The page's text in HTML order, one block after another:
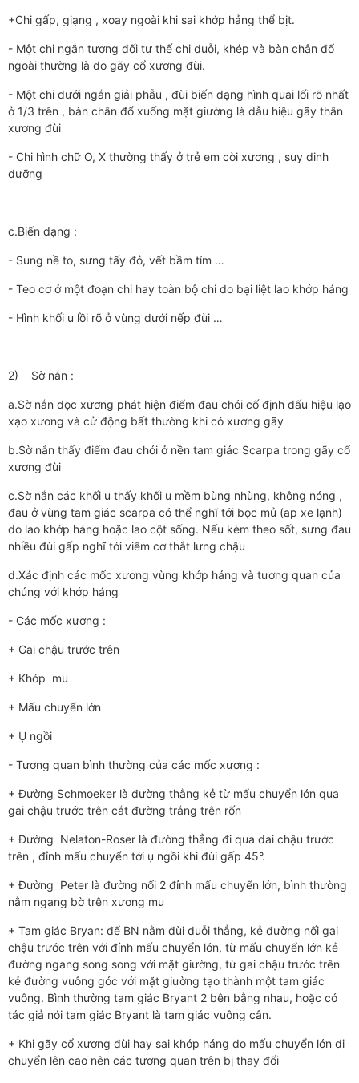
+Chi gấp, giạng , xoay ngoài khi sai khớp hảng thể bịt.
- Một chi ngắn tương đối tư thế chi duỗi, khép và bàn chân đổ
ngoài thường là do gãy cổ xương đùi.
- Một chi dưới ngắn giải phẫu , đùi biến dạng hình quai lối rõ nhất
ở 1/3 trên , bàn chân đổ xuống mặt giường là dẫu hiệu gãy thân
xương đùi
- Chi hình chữ O, X thường thấy ở trẻ em còi xương , suy dinh
dưỡng
c.Biến dạng :
- Sung nề to, sưng tấy đỏ, vết bầm tím …
- Teo cơ ở một đoạn chi hay toàn bộ chi do bại liệt lao khớp háng
- Hình khối u lồi rõ ở vùng dưới nếp đùi …
2) Sờ nắn :
a.Sờ nắn dọc xương phát hiện điểm đau chói cố định dấu hiệu lạo
xạo xương và cử động bất thường khi có xương gãy
b.Sờ nắn thấy điểm đau chói ở nền tam giác Scarpa trong gãy cổ
xương đùi
c.Sờ nắn các khối u thấy khối u mềm bùng nhùng, không nóng ,
đau ở vùng tam giác scarpa có thể nghĩ tới bọc mủ (ap xe lạnh)
do lao khớp háng hoặc lao cột sống. Nếu kèm theo sốt, sưng đau
nhiều đùi gấp nghĩ tới viêm cơ thắt lưng chậu
d.Xác định các mốc xương vùng khớp háng và tương quan của
chúng với khớp háng
- Các mốc xương :
+ Gai chậu trước trên
+ Khớp mu
+ Mấu chuyển lớn
+ Ụ ngồi
- Tương quan bình thường của các mốc xương :
+ Đường Schmoeker là đường thằng kẻ từ mẩu chuyển lớn qua
gai chậu trước trên cắt đường trắng trên rốn
+ Đường Nelaton-Roser là đường thẳng đi qua dai chậu trước
trên , đỉnh mấu chuyển tới ụ ngồi khi đùi gấp 45°.
+ Đường Peter là đường nối 2 đỉnh mấu chuyển lớn, bình thưòng
nằm ngang bờ trên xương mu
+ Tam giác Bryan: để BN nằm đùi duỗi thẳng, kẻ đường nối gai
chậu trước trên với đỉnh mấu chuyển lớn, từ mấu chuyển lớn kẻ
đường ngang song song với mặt giường, từ gai chậu trước trên
kẻ đường vuông góc với mặt giường tạo thành một tam giác
vuông. Bình thường tam giác Bryant 2 bên bằng nhau, hoặc có
tác giả nói tam giác Bryant là tam giác vuông cân.
+ Khi gãy cổ xương đùi hay sai khớp háng do mấu chuyển lớn di
chuyển lên cao nên các tương quan trên bị thay đổi